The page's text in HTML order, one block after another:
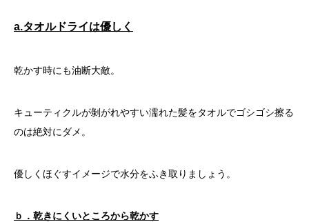
a.タオルドライは優しく
乾かす時にも油断大敵。
キューティクルが剝がれやすい濡れた髪をタオルでゴシゴシ擦る
のは絶対にダメ。
優しくほぐすイメージで水分をふき取りましょう。
ｂ．乾きにくいところから乾かす